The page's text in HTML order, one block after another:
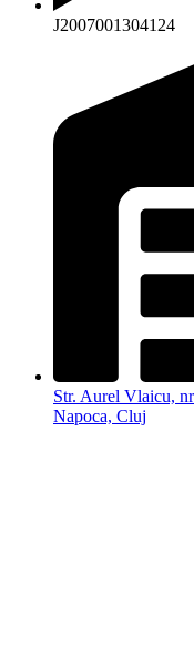
J2007001304124
Str. Aurel Vlaicu,
Napoca, Cluj